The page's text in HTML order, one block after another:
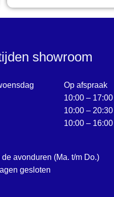
showroom
Op afspraak
10:00 – 17:00
10:00 – 20:30
10:00 – 16:00
avonduren (Ma. t/m Do.)
gesloten